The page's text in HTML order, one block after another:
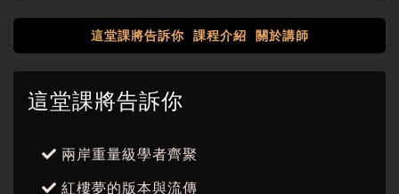
這堂課將告訴你 課程介紹 關於講師
這堂課將告訴你
兩岸重量級學者齊聚
紅樓夢的版本與流傳